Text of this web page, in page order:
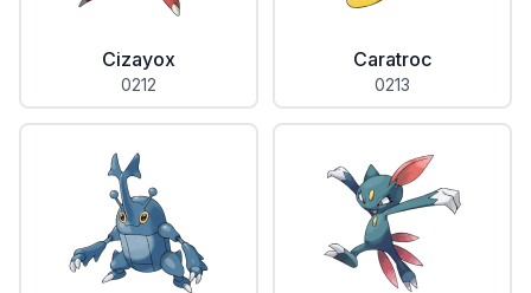
Cizayox
0212
Caratroc
0213